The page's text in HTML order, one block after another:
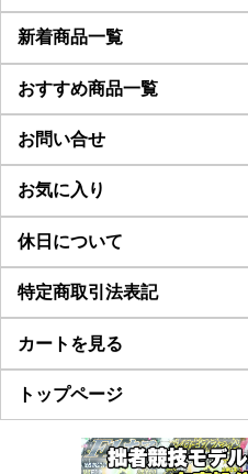
新着商品一覧
おすすめ商品一覧
お問い合せ
お気に入り
休日について
特定商取引法表記
カートを見る
トップページ